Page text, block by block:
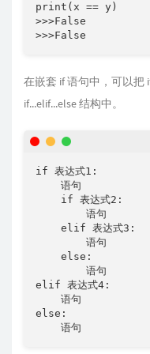
print(x == y)
>>>False
>>>False
在嵌套 if 语句中，可以把
if...elif...else 结构中。
if 表达式1:
    语句
    if 表达式2:
        语句
    elif 表达式3:
        语句
    else:
        语句
elif 表达式4:
    语句
else:
    语句